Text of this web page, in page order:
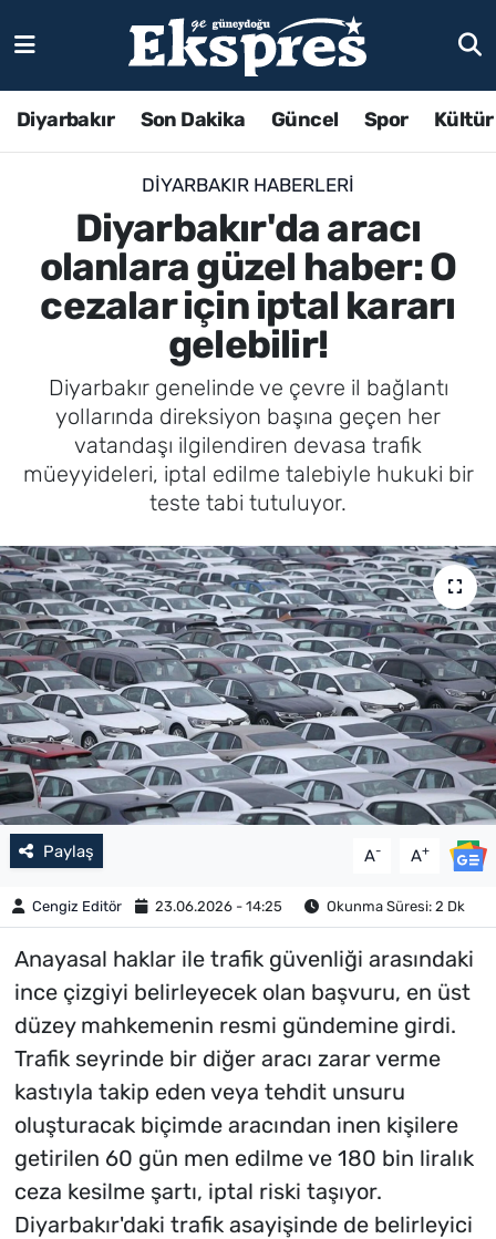
Diyarbakır Son Dakika Güncel Spor
DIYARBAKIR HABERLERI
Diyarbakır'da aracı
olanlara güzel haber: O
cezalar için iptal kararı
gelebilir!
Diyarbakır genelinde ve çevre il bağlantı
yollarında direksiyon başına geçen her
vatandaşı ilgilendiren devasa trafik
müeyyideleri, iptal edilme talebiyle hukuki bir
teste tabi tutuluyor.
Paylaş A- A+
Cengiz Editör 23.06.2026 - 14:25 Okunma Süresi: 2 Dk
Anayasal haklar ile trafik güvenliği arasındaki
ince çizgiyi belirleyecek olan başvuru, en üst
düzey mahkemenin resmi gündemine girdi.
Trafik seyrinde bir diğer aracı zarar verme
kastıyla takip eden veya tehdit unsuru
oluşturacak biçimde aracından inen kişilere
getirilen 60 gün men edilme ve 180 bin liralık
ceza kesilme şartı, iptal riski taşıyor.
Diyarbakır'daki trafik asayişinde de belirleyici